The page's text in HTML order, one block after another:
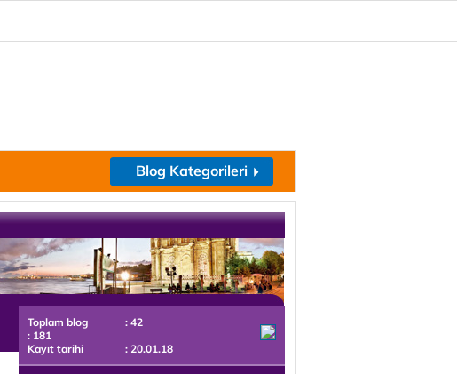
Blog Kategorileri
Toplam blog
: 42
: 181
Kayıt tarihi
: 20.01.18